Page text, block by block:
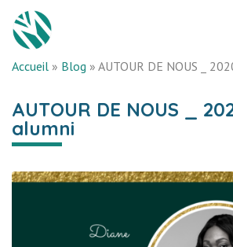
Accueil » Blog » AUTOUR DE NOUS _
AUTOUR DE NOUS _
alumni